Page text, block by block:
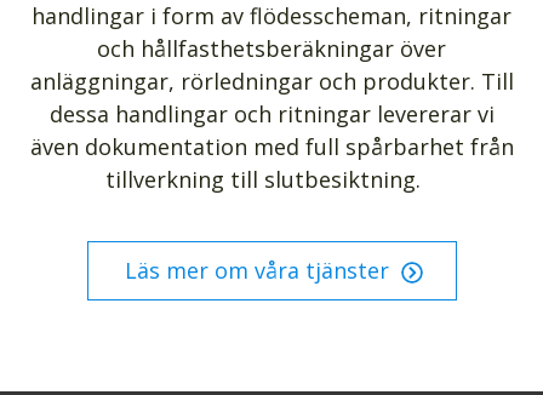
handlingar i form av flödesscheman, ritningar
och hållfasthetsberäkningar över
anläggningar, rörledningar och produkter. Till
dessa handlingar och ritningar levererar vi
även dokumentation med full spårbarhet från
tillverkning till slutbesiktning.
Läs mer om våra tjänster